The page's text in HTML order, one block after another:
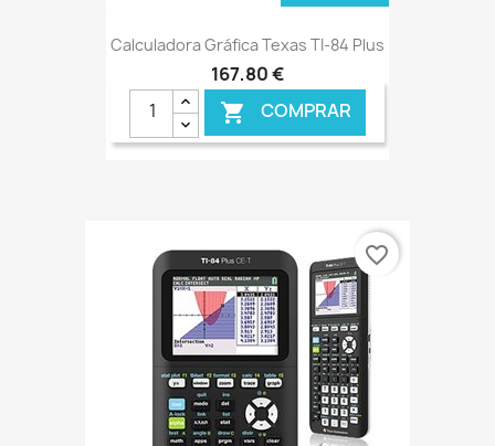
Calculadora Gráfica Texas TI-84 Plus
167,80 €
 COMPRAR
favorite_border